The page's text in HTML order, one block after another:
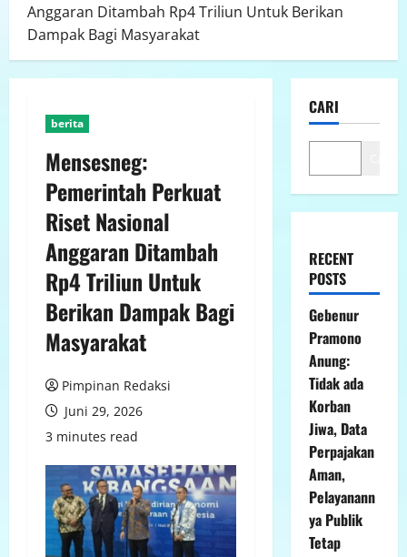
Anggaran Ditambah Rp4 Triliun Untuk Berikan
Dampak Bagi Masyarakat
berita
Mensesneg:
Pemerintah Perkuat
Riset Nasional
Anggaran Ditambah
Rp4 Triliun Untuk
Berikan Dampak Bagi
Masyarakat
Pimpinan Redaksi
Juni 29, 2026
3 minutes read
CARI
RECENT
POSTS
Gebenur
Pramono
Anung:
Tidak ada
Korban
Jiwa, Data
Perpajakan
Aman,
Pelayanann
ya Publik
Tetap